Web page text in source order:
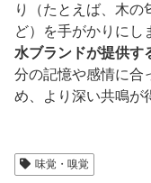
り（たとえば、木の
ど）を手がかりにし
水ブランドが提供す
分の記憶や感情に合
め、より深い共鳴が
味覚・嗅覚